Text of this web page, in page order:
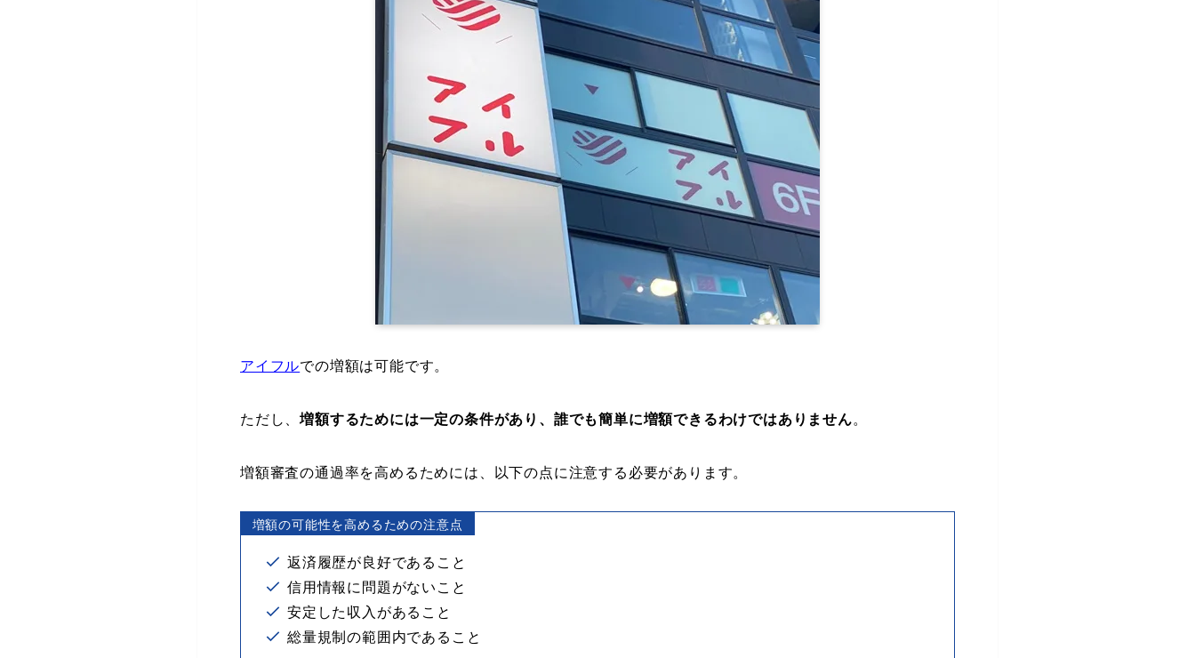
アイフルでの増額は可能です。
ただし、増額するためには一定の条件があり、誰でも簡単に増額できるわけではありません。
増額審査の通過率を高めるためには、以下の点に注意する必要があります。
増額の可能性を高めるための注意点
返済履歴が良好であること
信用情報に問題がないこと
安定した収入があること
総量規制の範囲内であること